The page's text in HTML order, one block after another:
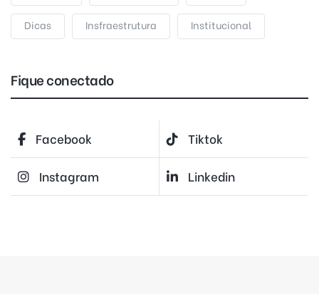
Dicas Insfraestrutura Institucional
Fique conectado
Facebook Tiktok
Instagram Linkedin